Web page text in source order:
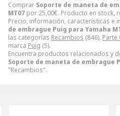
Comprar Soporte de maneta de
MT07 por 25,00€. Producto en stock,
Precio, información, características e
de embrague Puig para Yamaha
las categorías Recambios (846), Parte
marca Puig (5).
Encuentra productos relacionados y
Soporte de maneta de embrague
"Recambios".